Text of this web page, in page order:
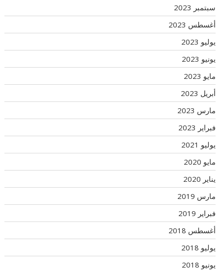
سبتمبر 2023
أغسطس 2023
يوليو 2023
يونيو 2023
مايو 2023
أبريل 2023
مارس 2023
فبراير 2023
يوليو 2021
مايو 2020
يناير 2020
مارس 2019
فبراير 2019
أغسطس 2018
يوليو 2018
يونيو 2018